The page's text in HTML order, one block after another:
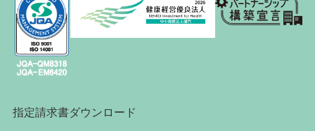
指定請求書ダウンロード